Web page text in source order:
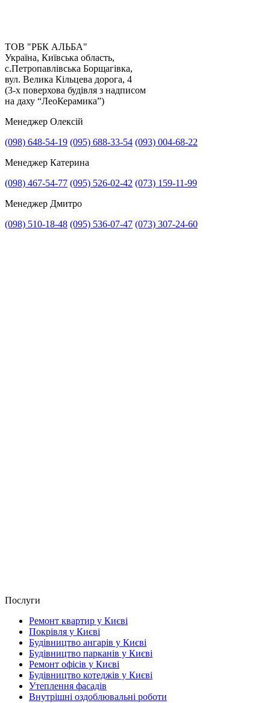
- злагодженість роботи з іншими підрядниками;
- своєчасне приймання та оплата виконаних робіт.
ТОВ "РБК АЛЬБА"
Україна, Київська область,
с.Петропавлівська Борщагівка,
вул. Велика Кільцева дорога, 4
(3-х поверхова будівля з надписом
на даху “ЛеоКерамика”)
Менеджер Олексій
(098) 648-54-19 (095) 688-33-54 (093) 004-68-22
Менеджер Катерина
(098) 467-54-77 (095) 526-02-42 (073) 159-11-99
Менеджер Дмитро
(098) 510-18-48 (095) 536-07-47 (073) 307-24-60
Послуги
Ремонт квартир у Києві
Покрівля у Києві
Будівництво ангарів у Києві
Будівництво парканів у Києві
Ремонт офісів у Києві
Будівництво котеджів у Києві
Утеплення фасадів
Внутрішні оздоблювальні роботи